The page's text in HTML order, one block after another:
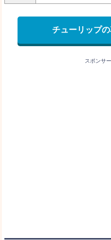
チューリップ
スポンサ